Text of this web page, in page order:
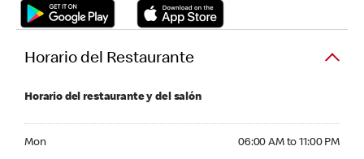
Horario del Restaurante
Horario del restaurante y del salón
Mon 06:00 AM to 11:00 PM